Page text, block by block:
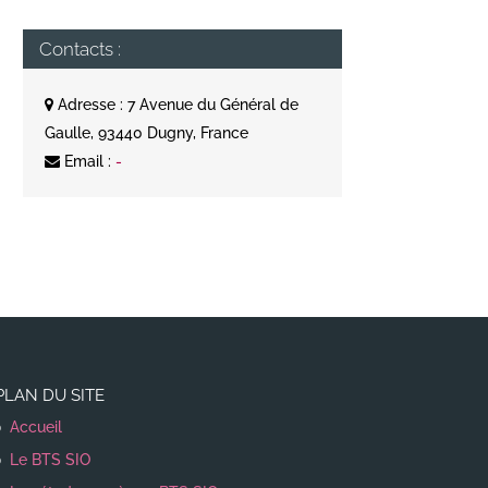
Contacts :
Adresse : 7 Avenue du Général de
Gaulle, 93440 Dugny, France
Email :-
DU SITE
Accueil
Le BTS SIO